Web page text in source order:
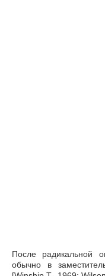
После радикальной
обычно в